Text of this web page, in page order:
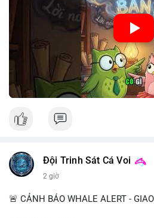
Nguồn: Cú Thông Thái
Đội Trinh Sát Cá Voi
2 giờ
🚨 CẢNH BÁO WHALE ALERT -